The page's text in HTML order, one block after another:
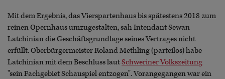
Mit dem Ergebnis, das Vierspartenhaus bis spätestens 2018 zum
reinen Opernhaus umzugestalten, sah Intendant Sewan
Latchinian die Geschäftsgrundlage seines Vertrages nicht
erfüllt. Oberbürgermeister Roland Methling (parteilos) habe
Latchinian mit dem Beschluss lautSchweriner Volkszeitung
"sein Fachgebiet Schauspiel entzogen". Vorangegangen war ein